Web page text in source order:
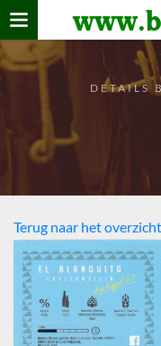
Home
verzamelen
De bierkaart
Bezoekers
DETAILS
Terug naar het overzicht